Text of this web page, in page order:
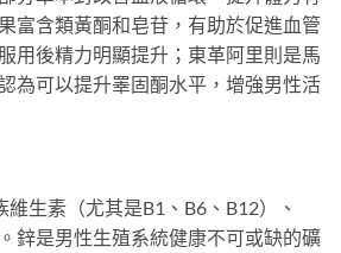
富含類黃酮和皂苷，有助於促進血管
用後精力明顯提升；東革阿里則是馬
為可以提升睪固酮水平，增強男性活
生素（尤其是B1、B6、B12）、
鋅是男性生殖系統健康不可或缺的礦